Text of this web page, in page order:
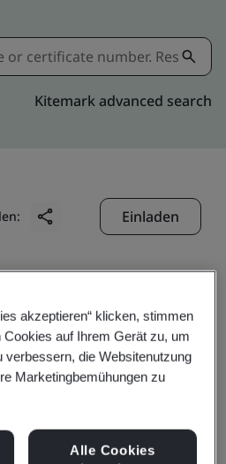
Kitemark advanced search
Einladen
Technology
akzeptieren“ klicken, stimmen
auf Ihrem Gerät zu, um
verbessern, die Websitenutzung
Marketingbemühungen zu
Alle Cookies